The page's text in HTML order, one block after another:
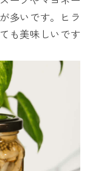
多いです。ヒラ
も美味しいです